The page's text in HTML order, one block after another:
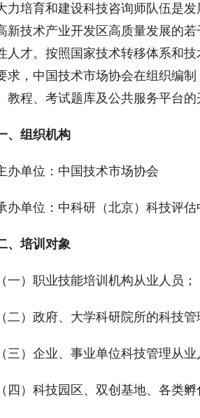
力培育和建设科技咨询师队伍是
新技术产业开发区高质量发展的
人才。按照国家技术转移体系和
求，中国技术市场协会在组织编
教程、考试题库及公共服务平台
、组织机构
办单位：中国技术市场协会
办单位：中科研（北京）科技评估
、培训对象
（一）职业技能培训机构从业人员；
（二）政府、大学科研院所的科技管
（三）企业、事业单位科技管理从业
（四）科技园区、双创基地、各类孵